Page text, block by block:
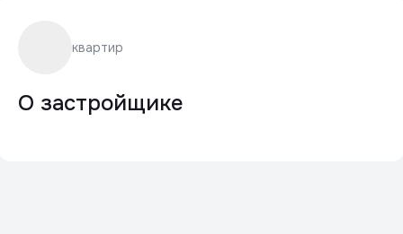
квартир
О застройщике